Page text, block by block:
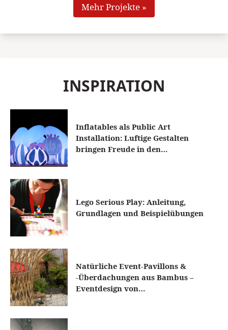
Mehr Projekte »
INSPIRATION
Inflatables als Public Art
Installation: Luftige Gestalten
bringen Freude in den…
Lego Serious Play: Anleitung,
Grundlagen und Beispielübungen
Natürliche Event-Pavillons &
-Überdachungen aus Bambus –
Eventdesign von…